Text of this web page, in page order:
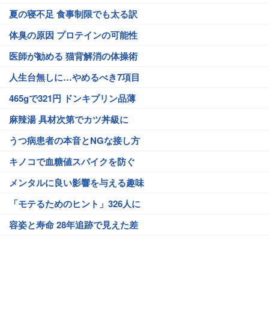
夏の寝不足 食事制限でも太る訳
体臭の原因 プロテインの可能性
医師が勧める 猫背解消の体操術
人生台無しに…やめるべき7項目
465gで321円 ドンキプリン品薄
麻辣湯 具材次第でカツ丼級に
うつ病患者の本音とNGな接し方
キノコで血糖値スパイクを防ぐ
メンタルに良い影響を与える趣味
「モテるためのヒント」326人に
容姿と寿命 28年追跡で見えた差